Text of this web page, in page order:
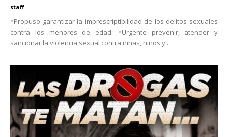
staff
*Propuso garantizar la imprescriptibilidad de los delitos sexuales
contra los menores de edad. *Urgente prevenir, atender y
sancionar la violencia sexual contra niñas, niños y...